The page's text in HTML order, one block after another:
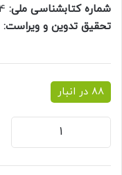
شماره کتابشناسی ملی:
تحقیق تدوین و ویراست:
88 در انبار
راه
رسم
بندگی